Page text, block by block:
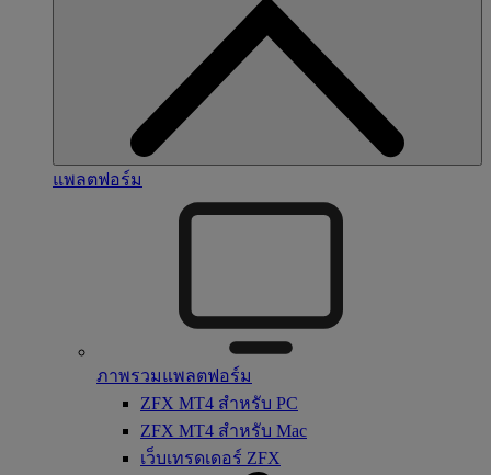
แพลตฟอร์ม
ภาพรวมแพลตฟอร์ม
ZFX MT4 สำหรับ PC
ZFX MT4 สำหรับ Mac
เว็บเทรดเดอร์ ZFX